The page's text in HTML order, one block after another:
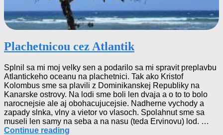
Plachetnicou cez Atlantik
Splnil sa mi moj velky sen a podarilo sa mi spravit preplavbu
Atlantickeho oceanu na plachetnici. Tak ako Kristof
Kolombus sme sa plavili z Dominikanskej Republiky na
Kanarske ostrovy. Na lodi sme boli len dvaja a o to to bolo
narocnejsie ale aj obohacujucejsie. Nadherne vychody a
zapady slnka, vlny a vietor vo vlasoch. Spolahnut sme sa
museli len samy na seba a na nasu (teda Ervinovu) lod. …
Continue reading